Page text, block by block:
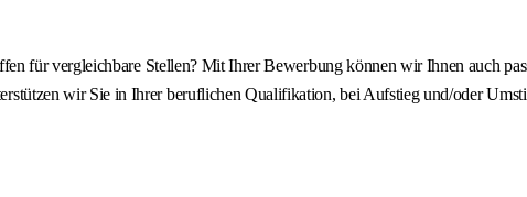
für vergleichbare Stellen? Mit Ihrer Bewerbung können wir Ihnen auch
wir Sie in Ihrer beruflichen Qualifikation, bei Aufstieg und/oder